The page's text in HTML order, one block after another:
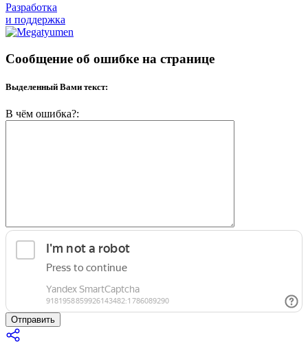
Разработка
и поддержка
Сообщение об ошибке на странице
Выделенный Вами текст:
В чём ошибка?:
Отправить